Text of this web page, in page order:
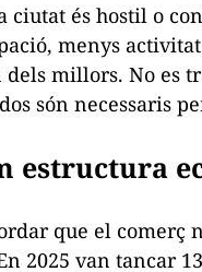
ciutat és hostil o
menys
dels millors. No es
són necessaris
estructura
que el comerç
2025 van tancar